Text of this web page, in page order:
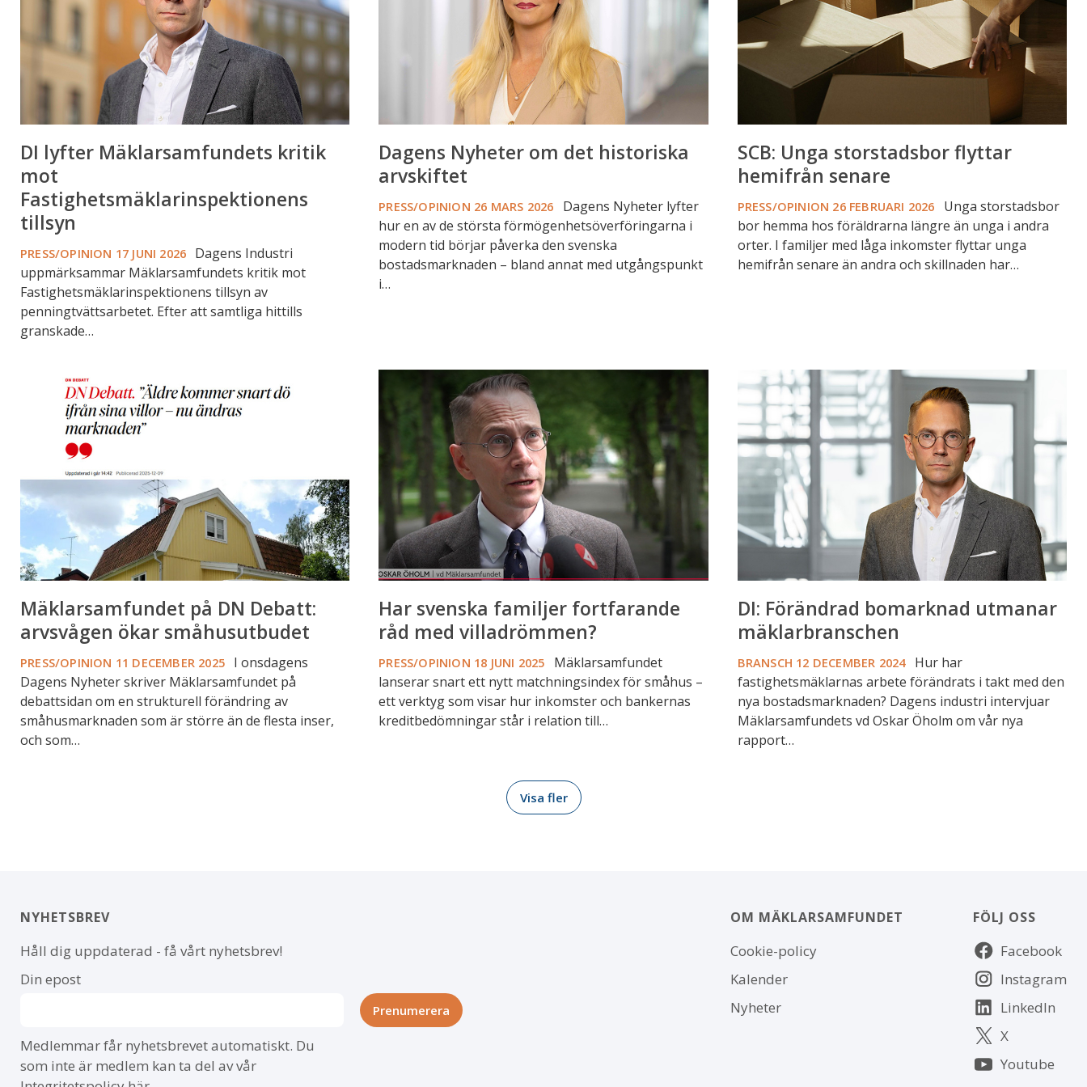
Fastighetsmäklarinspektionens
tillsyn
DI lyfter Mäklarsamfundets kritik
mot
Fastighetsmäklarinspektionens
tillsyn
PRESS/OPINION 17 JUNI 2026 Dagens Industri
uppmärksammar Mäklarsamfundets kritik mot
Fastighetsmäklarinspektionens tillsyn av
penningtvättsarbetet. Efter att samtliga hittills
granskade…
Dagens Nyheter om det historiska
arvskiftet
PRESS/OPINION 26 MARS 2026
Dagens Nyheter lyfter
hur en av de största förmögenhetsöverföringarna i
modern tid börjar påverka den svenska
bostadsmarknaden – bland annat med utgångspunkt
i…
senare
SCB: Unga storstadsbor flyttar
hemifrån senare
PRESS/OPINION 26 FEBRUARI 2026
Unga storstadsbor
bor hemma hos föräldrarna längre än unga i andra
orter. I familjer med låga inkomster flyttar unga
hemifrån senare än andra och skillnaden har…
arvsvågen
småhusutbudet
Mäklarsamfundet på DN Debatt:
arvsvågen ökar småhusutbudet
PRESS/OPINION 11 DECEMBER 2025 I onsdagens
Dagens Nyheter skriver Mäklarsamfundet på
debattsidan om en strukturell förändring av
småhusmarknaden som är större än de flesta inser,
och som…
fortfarande
råd
med
villadrömmen?
Har svenska familjer fortfarande
råd med villadrömmen?
PRESS/OPINION 18 JUNI 2025
Mäklarsamfundet
lanserar snart ett nytt matchningsindex för småhus –
ett verktyg som visar hur inkomster och bankernas
kreditbedömningar står i relation till…
Förändrad
bomarknad
utmanar
mäklarbranschen
DI: Förändrad bomarknad utmanar
mäklarbranschen
BRANSCH 12 DECEMBER 2024 Hur har
fastighetsmäklarnas arbete förändrats i takt med den
nya bostadsmarknaden? Dagens industri intervjuar
Mäklarsamfundets vd Oskar Öholm om vår nya
rapport…
Visa fler
NYHETSBREV
Håll dig uppdaterad - få vårt nyhetsbrev!
Din epost
Medlemmar får nyhetsbrevet automatiskt. Du
som inte är medlem kan ta del av vår
OM MÄKLARSAMFUNDET
Om
Cookie-policy
Kalender
Nyheter
FÖLJ OSS
Följ
oss
Facebook
Instagram
LinkedIn
X
Youtube